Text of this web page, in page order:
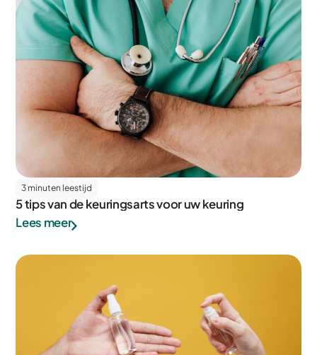
3 minuten leestijd
5 tips van de keuringsarts voor uw keuring
Lees meer